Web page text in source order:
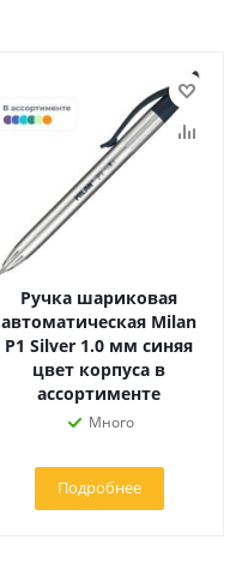
Ручка шариковая
автоматическая Milan
P1 Silver 1.0 мм синяя
цвет корпуса в
ассортименте
Много
Подробнее